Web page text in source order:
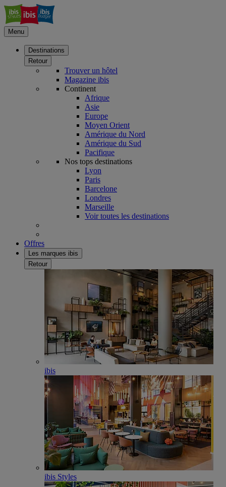
Menu
Destinations
Retour
Trouver un hôtel
Magazine ibis
Continent
Afrique
Asie
Europe
Moyen Orient
Amérique du Nord
Amérique du Sud
Pacifique
Nos tops destinations
Lyon
Paris
Barcelone
Londres
Marseille
Voir toutes les destinations
Offres
Les marques ibis
Retour
ibis
ibis Styles